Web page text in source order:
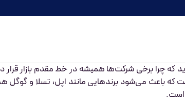
که چرا برخی شرکت‌ها همیشه در خط مقدم بازار
ت که باعث می‌شود برندهایی مانند اپل، تسلا و
است.